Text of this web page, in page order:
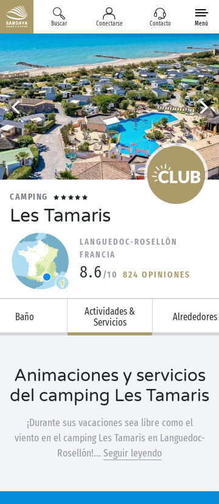
Buscar Conectarse Contacto Menú
CAMPING
Les Tamaris
LANGUEDOC-ROSELLÓN
FRANCIA
8.6 /10 824 OPINIONES
Baño
Actividades &
Servicios
Alrededores
Animaciones y servicios
del camping Les Tamaris
¡Durante sus vacaciones sea libre como el
viento en el camping Les Tamaris en Languedoc-
Rosellón!... Seguir leyendo